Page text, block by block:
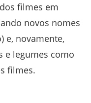
filmes em
novos nomes
e, novamente,
e legumes como
filmes.